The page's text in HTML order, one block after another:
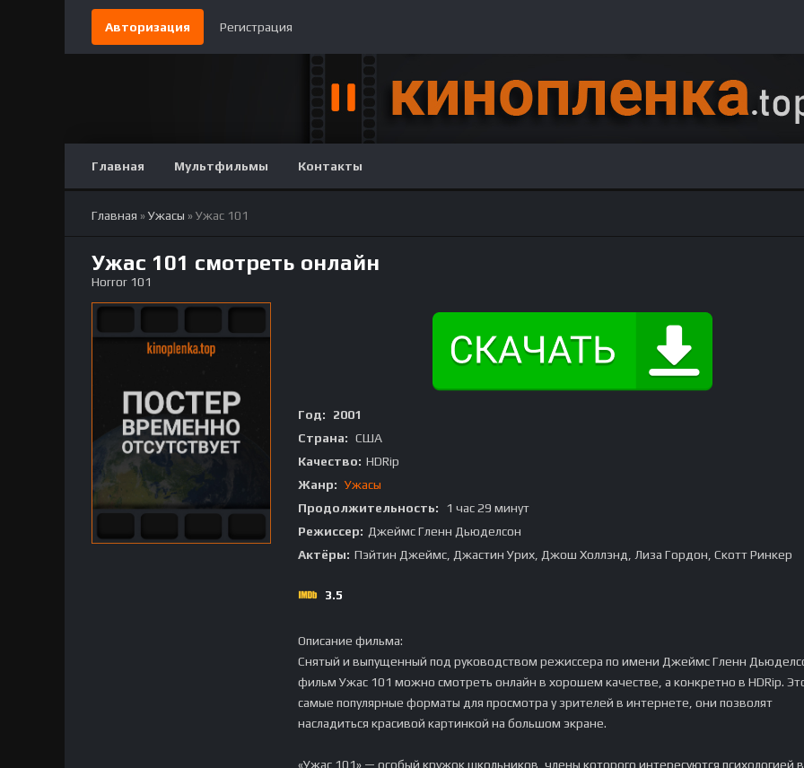
Авторизация Регистрация
Главная Мультфильмы Контакты
Главная »Ужасы » Ужас 101
Ужас 101 смотреть онлайн
Horror 101
Год:
2001
Страна: США
Качество: HDRip
Жанр: Ужасы
Продолжительность:
1 час 29 минут
Режиссер: Джеймс Гленн Дьюделсон
Актёры: Пэйтин Джеймс, Джастин Урих, Джош Холлэнд, Лиза Гордон, Скотт Ринкер
3.5
Описание фильма:
Снятый и выпущенный под руководством режиссера по имени Джеймс Гленн
фильм Ужас 101 можно смотреть онлайн в хорошем качестве, а конкретно в HDRip.
самые популярные форматы для просмотра у зрителей в интернете, они позволят
насладиться красивой картинкой на большом экране.
«Ужас 101» — особый кружок школьников, члены которого интересуются психологией